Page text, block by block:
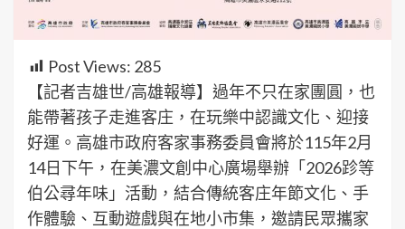
Post Views: 285
【記者吉雄世/高雄報導】過年不只在家團圓，也
能帶著孩子走進客庄，在玩樂中認識文化、迎接
好運。高雄市政府客家事務委員會將於115年2月
14日下午，在美濃文創中心廣場舉辦「2026跈等
伯公尋年味」活動，結合傳統客庄年節文化、手
作體驗、互動遊戲與在地小市集，邀請民眾攜家